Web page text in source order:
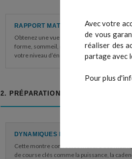
Avec votre
de vous
réaliser des
partage avec
Pour plus
RAPPORT MATINAL
Obtenez une vue d’ensemble sur votre état
forme, sommeil, récupération, statut VFC,
votre niveau d’énergie…
2. PRÉPARATION
DYNAMIQUES DE COURSE
Cette montre connectée mesure des
de course clés comme la puissance, la